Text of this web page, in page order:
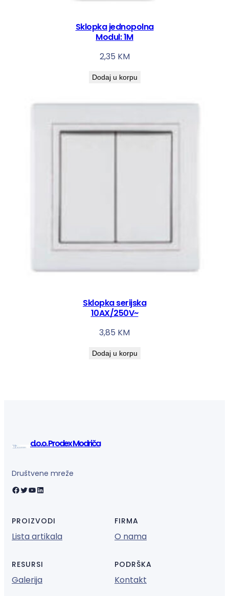
Sklopka jednopolna
Modul: 1M
2,35 KM
Dodaj u korpu
Sklopka serijska
10AX/250V~
3,85 KM
Dodaj u korpu
d.o.o. Prodex Modriča
Društvene mreže
Facebook Twitter YouTube LinkedIn
PROIZVODI
Lista artikala
FIRMA
O nama
RESURSI
Galerija
PODRŠKA
Kontakt